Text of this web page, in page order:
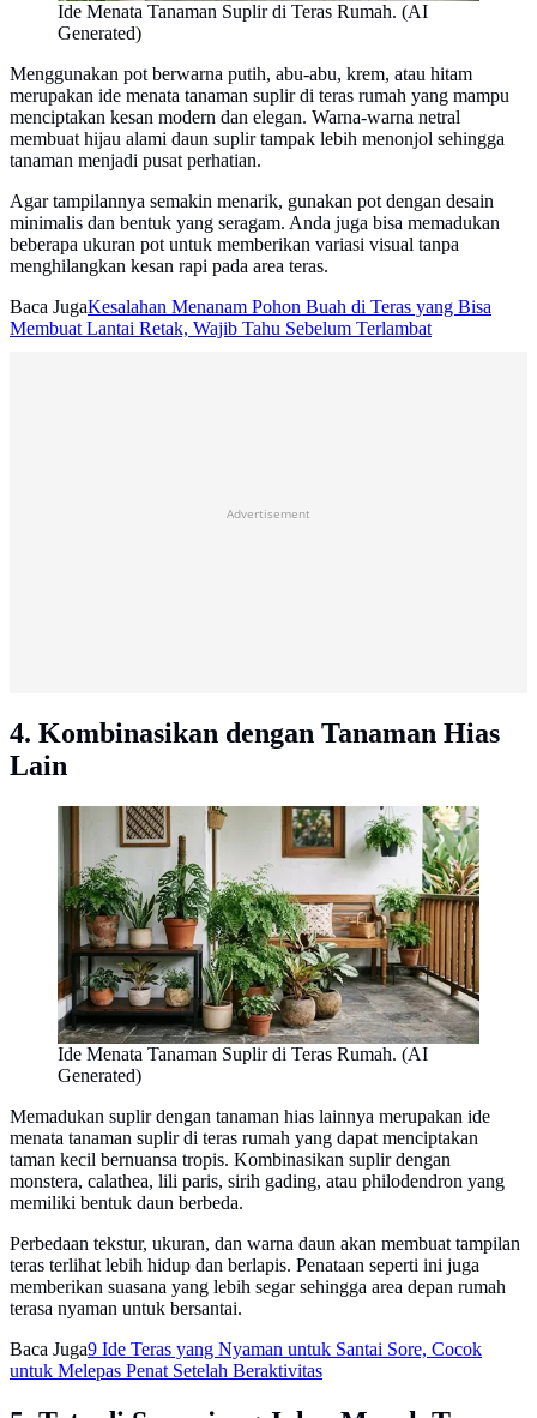
Ide Menata Tanaman Suplir di Teras Rumah. (AI
Generated)
Menggunakan pot berwarna putih, abu-abu, krem, atau hitam
merupakan ide menata tanaman suplir di teras rumah yang mampu
menciptakan kesan modern dan elegan. Warna-warna netral
membuat hijau alami daun suplir tampak lebih menonjol sehingga
tanaman menjadi pusat perhatian.
Agar tampilannya semakin menarik, gunakan pot dengan desain
minimalis dan bentuk yang seragam. Anda juga bisa memadukan
beberapa ukuran pot untuk memberikan variasi visual tanpa
menghilangkan kesan rapi pada area teras.
Baca JugaKesalahan Menanam Pohon Buah di Teras yang Bisa
Membuat Lantai Retak, Wajib Tahu Sebelum Terlambat
Advertisement
4. Kombinasikan dengan Tanaman Hias
Lain
Ide Menata Tanaman Suplir di Teras Rumah. (AI
Generated)
Memadukan suplir dengan tanaman hias lainnya merupakan ide
menata tanaman suplir di teras rumah yang dapat menciptakan
taman kecil bernuansa tropis. Kombinasikan suplir dengan
monstera, calathea, lili paris, sirih gading, atau philodendron yang
memiliki bentuk daun berbeda.
Perbedaan tekstur, ukuran, dan warna daun akan membuat tampilan
teras terlihat lebih hidup dan berlapis. Penataan seperti ini juga
memberikan suasana yang lebih segar sehingga area depan rumah
terasa nyaman untuk bersantai.
Baca Juga9 Ide Teras yang Nyaman untuk Santai Sore, Cocok
untuk Melepas Penat Setelah Beraktivitas